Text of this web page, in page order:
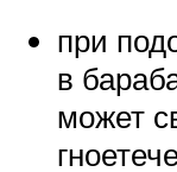
при
в
может